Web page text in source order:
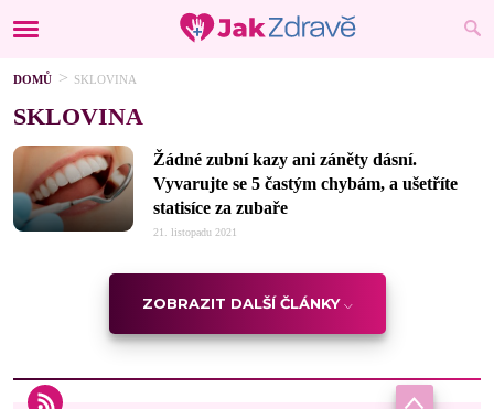
DOMŮ SKLOVINA
SKLOVINA
Žádné zubní kazy ani záněty dásní.
Vyvarujte se 5 častým chybám, a ušetříte
statisíce za zubaře
21. listopadu 2021
ZOBRAZIT DALŠÍ ČLÁNKY